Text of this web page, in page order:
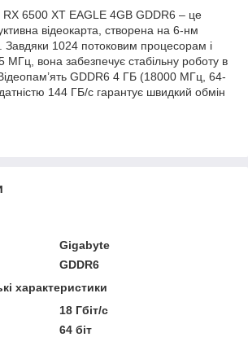
6500 XT EAGLE 4GB GDDR6 – це
відеокарта, створена на 6-нм
Завдяки 1024 потоковим процесорам і
МГц, вона забезпечує стабільну роботу в
GDDR6 4 ГБ (18000 МГц, 64-
144 ГБ/с гарантує швидкий обмін
Gigabyte
GDDR6
характеристики
18 Гбіт/с
64 біт